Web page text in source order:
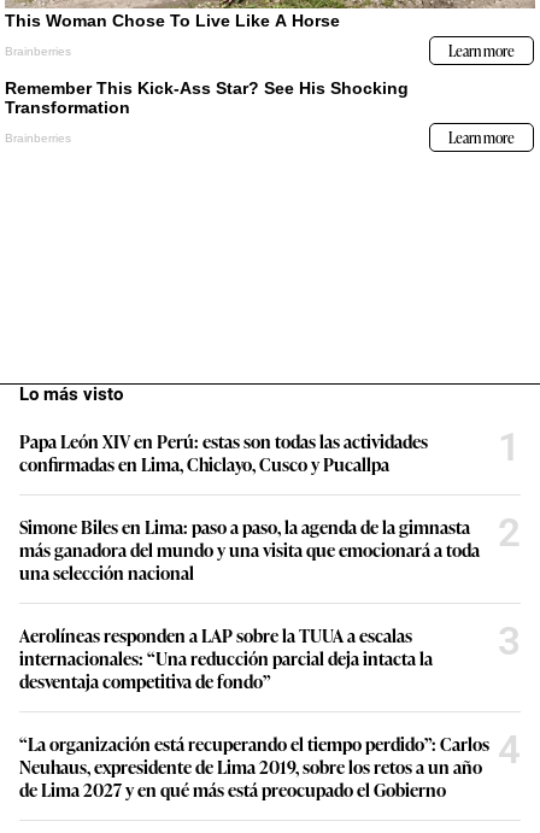
Lo más visto
Papa León XIV en Perú: estas son todas las actividades
confirmadas en Lima, Chiclayo, Cusco y Pucallpa
1
Simone Biles en Lima: paso a paso, la agenda de la gimnasta
más ganadora del mundo y una visita que emocionará a toda
una selección nacional
2
Aerolíneas responden a LAP sobre la TUUA a escalas
internacionales: “Una reducción parcial deja intacta la
desventaja competitiva de fondo”
3
“La organización está recuperando el tiempo perdido”: Carlos
Neuhaus, expresidente de Lima 2019, sobre los retos a un año
de Lima 2027 y en qué más está preocupado el Gobierno
4